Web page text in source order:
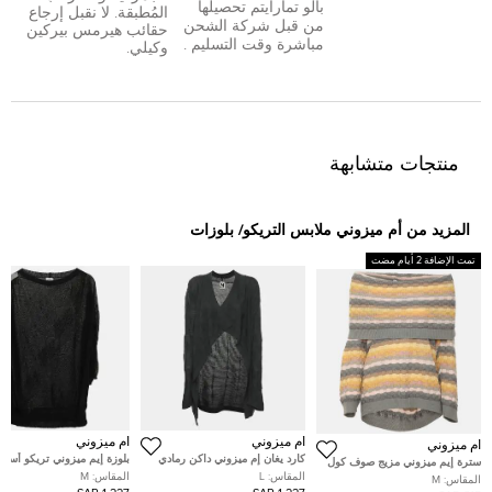
بالو تمارا يتم تحصيلها
من قبل شركة الشحن
مباشرة وقت التسليم .
المُطبقة. لا نقبل إرجاع
حقائب هيرمس بيركين
وكيلي.
منتجات متشابهة
المزيد من أم ميزوني ملابس التريكو/ بلوزات
تمت الإضافة 2 أيام مضت
أم ميزوني
سترة إيم ميزوني مزيج صوف كول
متعّدد الألوان مقاس متوسط
المقاس: M
أم ميزوني
كارد يغان إم ميزوني داكن رمادي
مفتوح مقدمة ذو نسيج مقاس كبير -
لارج
المقاس: L
أم ميزوني
بلوزة إيم ميزوني تريكو أسود
مقاس متوسط (ميديام)
المقاس: M